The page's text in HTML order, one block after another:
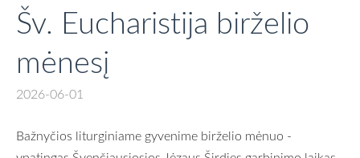
Šv. Eucharistija birželio
mėnesį
2026-06-01
Bažnyčios liturginiame gyvenime birželio mėnuo -